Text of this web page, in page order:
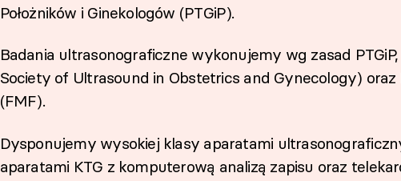
Położników i Ginekologów (PTGiP).
Badania ultrasonograficzne wykonujemy wg zasad
Society of Ultrasound in Obstetrics and Gynecology)
(FMF).
Dysponujemy wysokiej klasy aparatami
aparatami KTG z komputerową analizą zapisu oraz